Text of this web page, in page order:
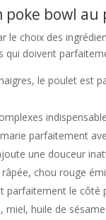
bowl au
choix des
doivent
le poulet est
parfaitement
une douceur
chou rouge
le côté
miel, huile de